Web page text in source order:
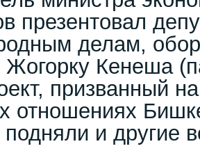
презентовал
делам,
Жогорку Кенеша
призванный
отношениях
и другие